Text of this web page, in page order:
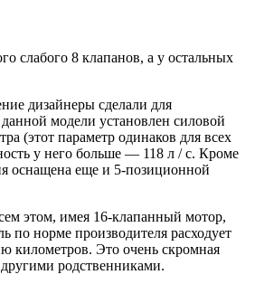
слабого 8 клапанов, а у остальных
дизайнеры сделали для
модели установлен силовой
(этот параметр одинаков для всех
у него больше — 118 л / с. Кроме
оснащена еще и 5-позиционной
этом, имея 16-клапанный мотор,
по норме производителя расходует
километров. Это очень скромная
родственниками.